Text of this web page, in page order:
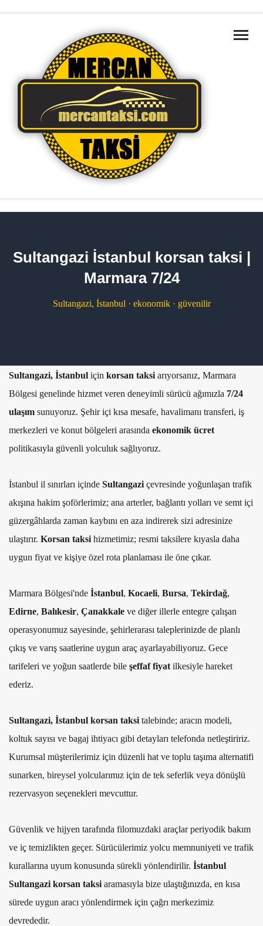
ANA SAYFA
MARMARA BÖLGELERI
HAKKIMIZDA
HIZMETLERIMIZ
TAKSILERIMIZ
İLETIŞIM
HIZMET BÖLGELERIMIZ
Sultangazi İstanbul korsan taksi |
Marmara 7/24
Sultangazi, İstanbul · ekonomik · güvenilir
Sultangazi, İstanbul için korsan taksi arıyorsanız, Marmara
Bölgesi genelinde hizmet veren deneyimli sürücü ağımızla 7/24
ulaşım sunuyoruz. Şehir içi kısa mesafe, havalimanı transferi, iş
merkezleri ve konut bölgeleri arasında ekonomik ücret
politikasıyla güvenli yolculuk sağlıyoruz.
İstanbul il sınırları içinde Sultangazi çevresinde yoğunlaşan trafik
akışına hakim şoförlerimiz; ana arterler, bağlantı yolları ve semt içi
güzergâhlarda zaman kaybını en aza indirerek sizi adresinize
ulaştırır. Korsan taksi hizmetimiz; resmi taksilere kıyasla daha
uygun fiyat ve kişiye özel rota planlaması ile öne çıkar.
Marmara Bölgesi'nde İstanbul, Kocaeli, Bursa, Tekirdağ,
Edirne, Balıkesir, Çanakkale ve diğer illerle entegre çalışan
operasyonumuz sayesinde, şehirlerarası taleplerinizde de planlı
çıkış ve varış saatlerine uygun araç ayarlayabiliyoruz. Gece
tarifeleri ve yoğun saatlerde bile şeffaf fiyat ilkesiyle hareket
ederiz.
Sultangazi, İstanbul korsan taksi talebinde; aracın modeli,
koltuk sayısı ve bagaj ihtiyacı gibi detayları telefonda netleştiririz.
Kurumsal müşterilerimiz için düzenli hat ve toplu taşıma alternatifi
sunarken, bireysel yolcularımız için de tek seferlik veya dönüşlü
rezervasyon seçenekleri mevcuttur.
Güvenlik ve hijyen tarafında filomuzdaki araçlar periyodik bakım
ve iç temizlikten geçer. Sürücülerimiz yolcu memnuniyeti ve trafik
kurallarına uyum konusunda sürekli yönlendirilir. İstanbul
Sultangazi korsan taksi aramasıyla bize ulaştığınızda, en kısa
sürede uygun aracı yönlendirmek için çağrı merkezimiz
devrededir.